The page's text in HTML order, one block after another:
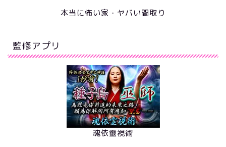
本当に怖い家・ヤバい間取り
監修アプリ
魂依靈視術